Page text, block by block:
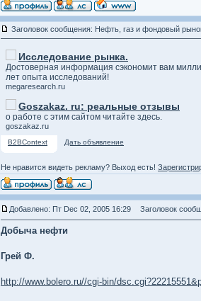
Заголовок сообщения: Нефть, газ и фондовый
Исследование рынка.
Достоверная информация сэкономит вам
лет опыта исследований!
megaresearch.ru
Goszakaz. ru: реальные отзывы
о работе с этим сайтом читайте здесь.
goszakaz.ru
B2BContext Дать объявление
Не нравится видеть рекламу? Выход есть!
Добавлено: Пт Dec 02, 2005 16:29 Заголовок
Добыча нефти
Грей Ф.
http://www.bolero.ru//cgi-bin/